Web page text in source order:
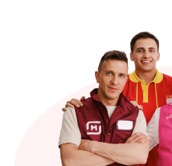
«Магнит» в
1 994
год основания компании